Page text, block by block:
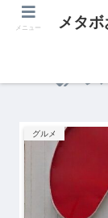
グルメ
メニュー メタ